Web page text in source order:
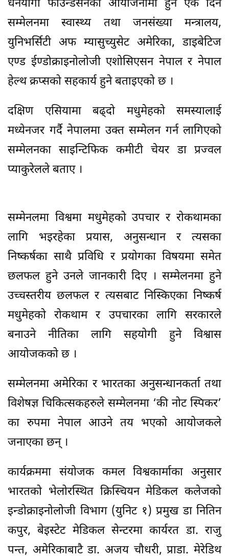
धनयोगा फाउन्डेसनको आयोजनामा हुने एक दिने
सम्मेलनमा स्वास्थ्य तथा जनसंख्या मन्त्रालय,
युनिभर्सिटी अफ म्यासुच्युसेट अमेरिका, डाइबेटिज
एण्ड ईण्डोक्राइनोलोजी एशोसिएसन नेपाल र नेपाल
हेल्थ क्रप्सको सहकार्य हुने बताइएको छ ।
दक्षिण एसियामा बढ्दो मधुमेहको समस्यालाई
मध्येनजर गर्दै नेपालमा उक्त सम्मेलन गर्न लागिएको
सम्मेलनका साइन्टिफिक कमीटी चेयर डा प्रज्वल
प्याकुरेलले बताए ।
सम्मेनलमा विश्वमा मधुमेहको उपचार र रोकथामका
लागि भइरहेका प्रयास, अनुसन्धान र त्यसका
निष्कर्षका साथै प्रविधि र प्रयोगका विषयमा समेत
छलफल हुने उनले जानकारी दिए । सम्मेलनमा हुने
उच्चस्तरीय छलफल र त्यसबाट निस्किएका निष्कर्ष
मधुमेहको रोकथाम र उपचारका लागि सरकारले
बनाउने नीतिका लागि सहयोगी हुने विश्वास
आयोजकको छ ।
सम्मेलनमा अमेरिका र भारतका अनुसन्धानकर्ता तथा
विशेषज्ञ चिकित्सकहरुले सम्मेलनमा ‘की नोट स्पिकर’
का रुपमा नेपाल आउने तय भएको आयोजकले
जनाएका छन् ।
कार्यक्रममा संयोजक कमल विश्वकार्माका अनुसार
भारतको भेलोरस्थित क्रिस्चियन मेडिकल कलेजको
इन्डोक्राइनोलोजी विभाग (युनिट १) प्रमुख डा नितिन
कपुर, बेइस्टेट मेडिकल सेन्टरमा कार्यरत डा. राजु
पन्त, अमेरिकाबाटै डा. अजय चौधरी, प्राडा. मेरेडिथ